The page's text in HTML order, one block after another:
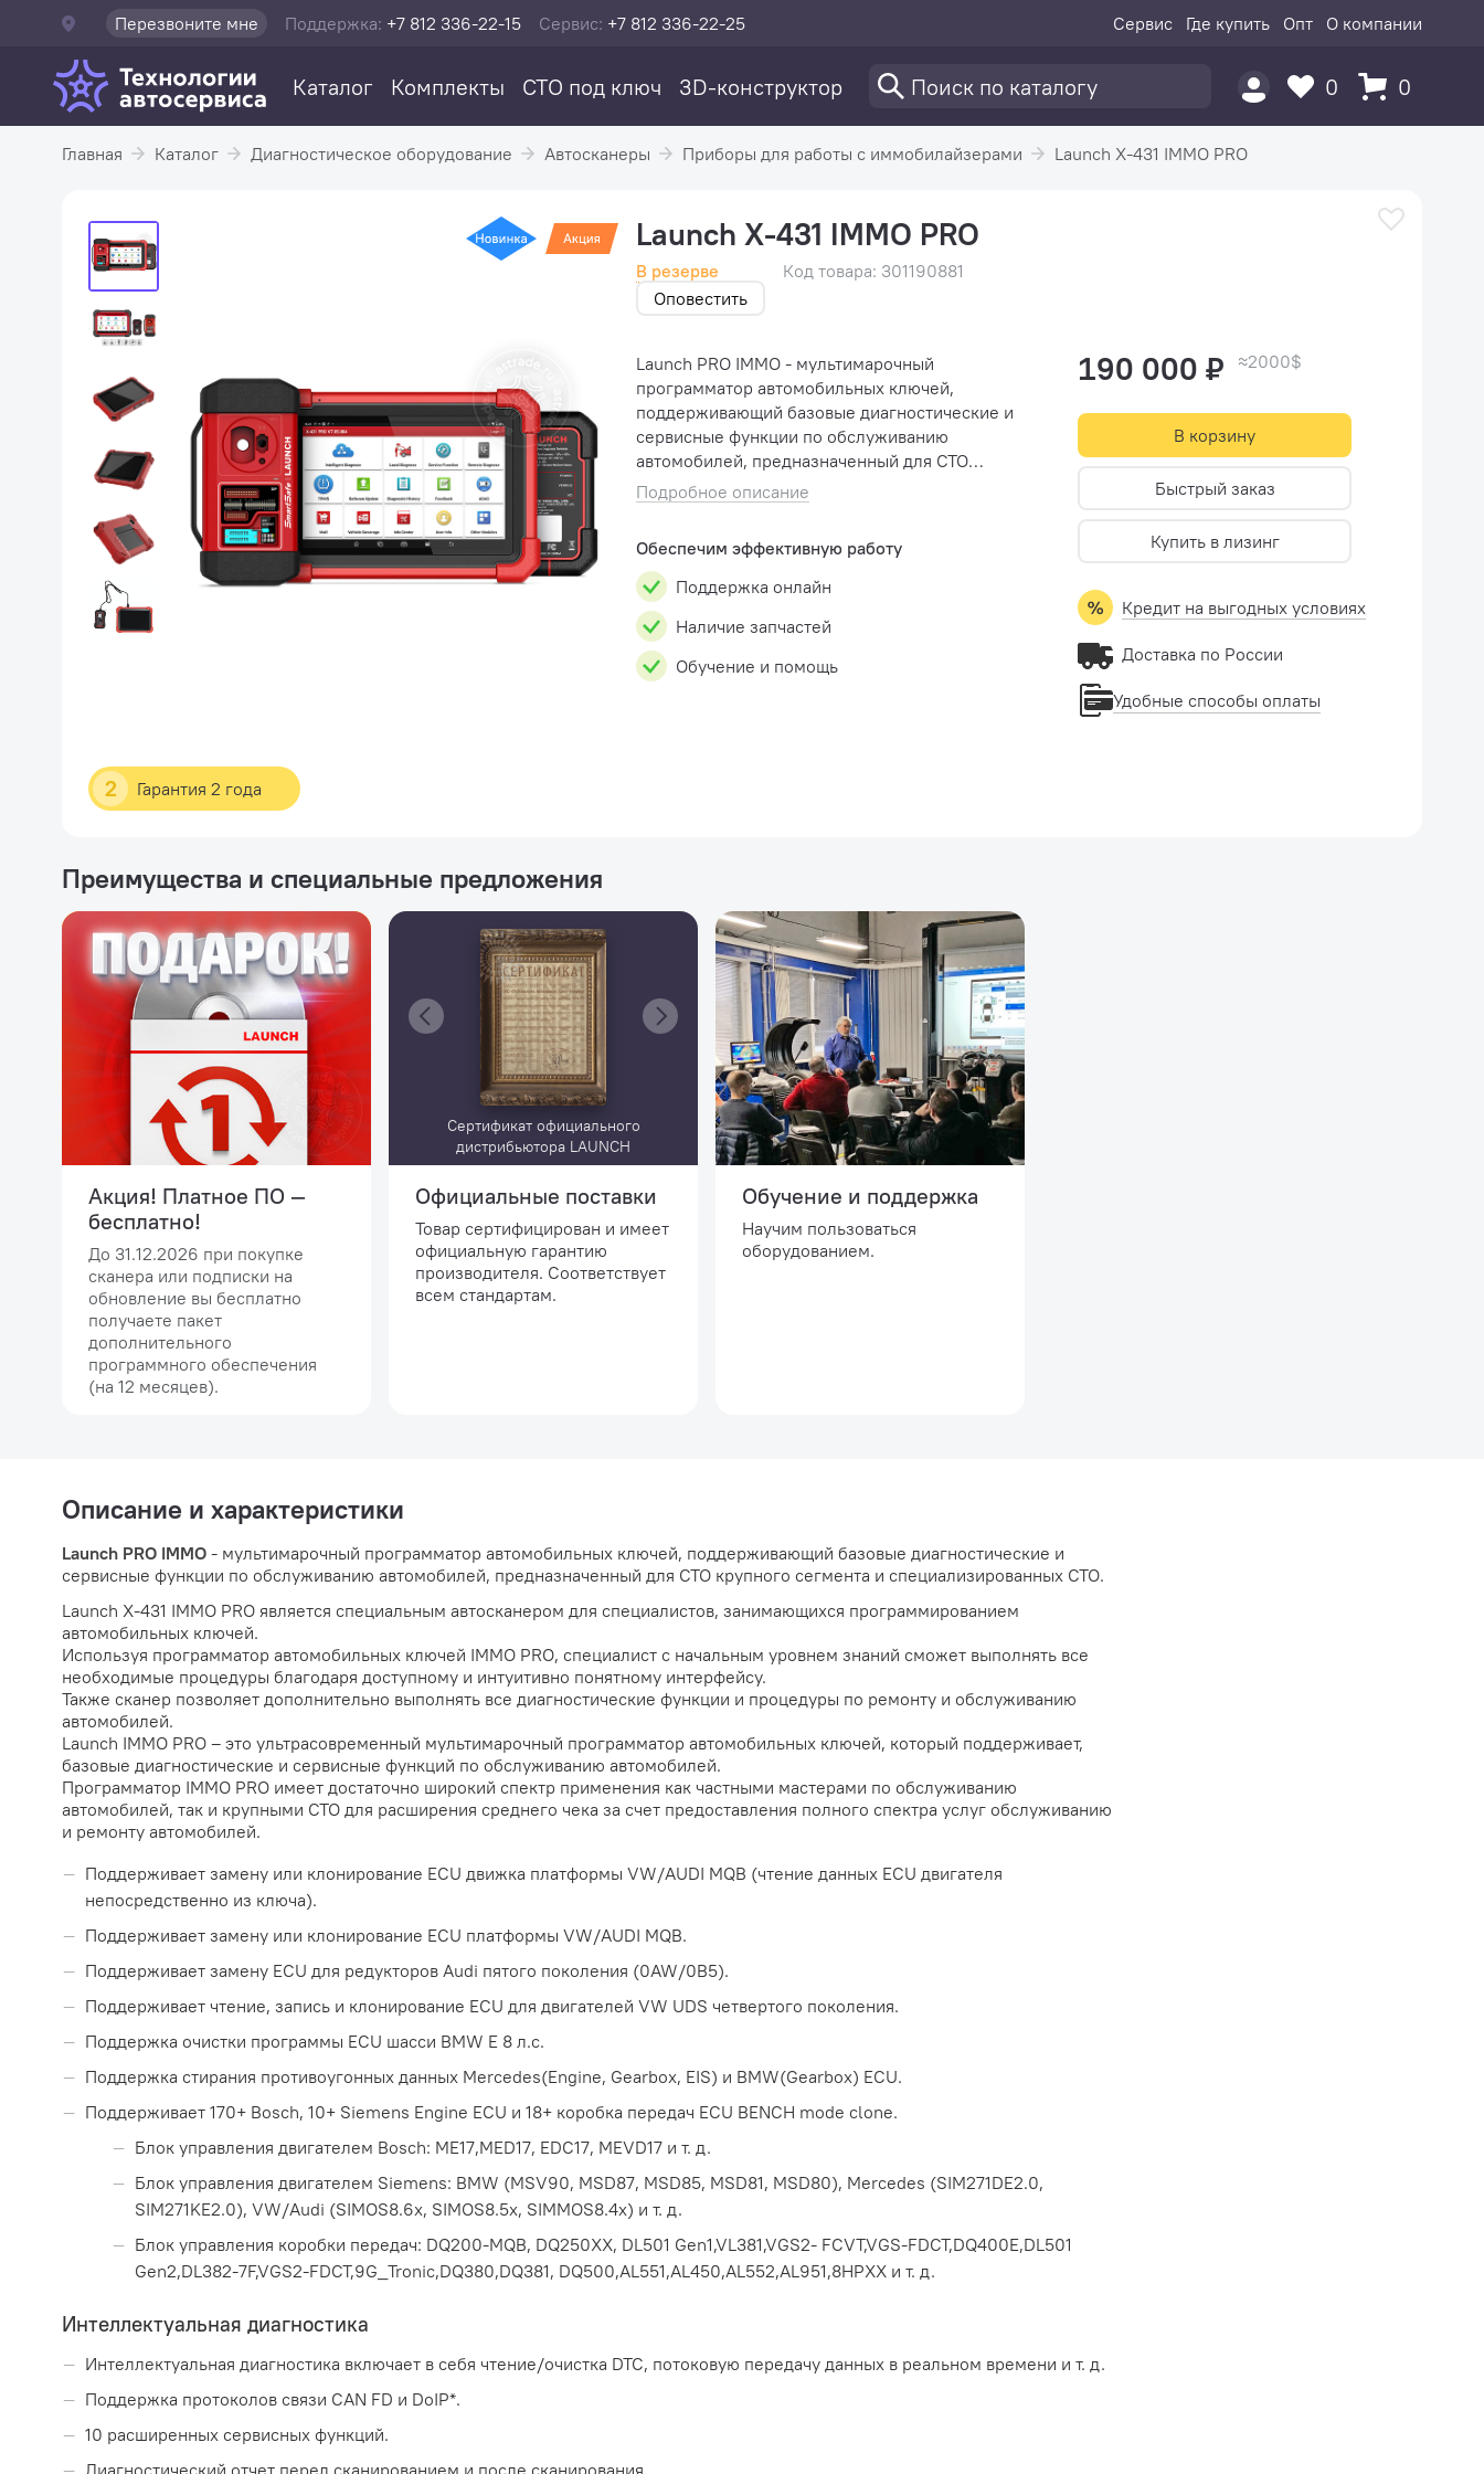
Перезвоните мне Поддержка: +7 812 336-22-15 Сервис: +7 812 336-22-25 Сервис Где купить Опт О компании
Каталог Комплекты СТО под ключ 3D-конструктор 0 0
Главная Каталог Диагностическое оборудование Автосканеры Приборы для работы с иммобилайзерами Launch X-431 IMMO PRO
2 Гарантия 2 года
Launch X-431 IMMO PRO
В резерве
Оповестить
Код товара: 301190881
Launch PRO IMMO - мультимарочный
программатор автомобильных ключей,
поддерживающий базовые диагностические и
сервисные функции по обслуживанию
автомобилей, предназначенный для СТО
крупного сегмента и специализированных СТО.
Launch X-431 IMMO PRO является специальным
Подробное описание
Обеспечим эффективную работу
Поддержка онлайн
Наличие запчастей
Обучение и помощь
190 000 ₽ ≈2000$
В корзину
Быстрый заказ
Купить в лизинг
Кредит на выгодных условиях
Доставка по России
Удобные способы оплаты
Преимущества и специальные предложения
Акция! Платное ПО —
бесплатно!
До 31.12.2026 при покупке
сканера или подписки на
обновление вы бесплатно
получаете пакет
дополнительного
программного обеспечения
(на 12 месяцев).
Сертификат официального
дистрибьютора LAUNCH
Официальные поставки
Товар сертифицирован и имеет
официальную гарантию
производителя. Соответствует
всем стандартам.
Обучение и поддержка
Научим пользоваться
оборудованием.
Описание и характеристики
Launch PRO IMMO - мультимарочный программатор автомобильных ключей, поддерживающий базовые диагностические и
сервисные функции по обслуживанию автомобилей, предназначенный для СТО крупного сегмента и специализированных СТО.
Launch X-431 IMMO PRO является специальным автосканером для специалистов, занимающихся программированием
автомобильных ключей.
Используя программатор автомобильных ключей IMMO PRO, специалист с начальным уровнем знаний сможет выполнять все
необходимые процедуры благодаря доступному и интуитивно понятному интерфейсу.
Также сканер позволяет дополнительно выполнять все диагностические функции и процедуры по ремонту и обслуживанию
автомобилей.
Launch IMMO PRO – это ультрасовременный мультимарочный программатор автомобильных ключей, который поддерживает,
базовые диагностические и сервисные функций по обслуживанию автомобилей.
Программатор IMMO PRO имеет достаточно широкий спектр применения как частными мастерами по обслуживанию
автомобилей, так и крупными СТО для расширения среднего чека за счет предоставления полного спектра услуг обслуживанию
и ремонту автомобилей.
Поддерживает замену или клонирование ECU движка платформы VW/AUDI MQB (чтение данных ECU двигателя
непосредственно из ключа).
Поддерживает замену или клонирование ECU платформы VW/AUDI MQB.
Поддерживает замену ECU для редукторов Audi пятого поколения (0AW/0B5).
Поддерживает чтение, запись и клонирование ECU для двигателей VW UDS четвертого поколения.
Поддержка очистки программы ECU шасси BMW E 8 л.с.
Поддержка стирания противоугонных данных Mercedes(Engine, Gearbox, EIS) и BMW(Gearbox) ECU.
Поддерживает 170+ Bosch, 10+ Siemens Engine ECU и 18+ коробка передач ECU BENCH mode clone.
Блок управления двигателем Bosch: ME17,MED17, EDC17, MEVD17 и т. д.
Блок управления двигателем Siemens: BMW (MSV90, MSD87, MSD85, MSD81, MSD80), Mercedes (SIM271DE2.0,
SIM271KE2.0), VW/Audi (SIMOS8.6x, SIMOS8.5x, SIMMOS8.4x) и т. д.
Блок управления коробки передач: DQ200-MQB, DQ250XX, DL501 Gen1,VL381,VGS2- FCVT,VGS-FDCT,DQ400E,DL501
Gen2,DL382-7F,VGS2-FDCT,9G_Tronic,DQ380,DQ381, DQ500,AL551,AL450,AL552,AL951,8HPXX и т. д.
Интеллектуальная диагностика
Интеллектуальная диагностика включает в себя чтение/очистка DTC, потоковую передачу данных в реальном времени и т. д.
Поддержка протоколов связи CAN FD и DoIP*.
10 расширенных сервисных функций.
Диагностический отчет перед сканированием и после сканирования.